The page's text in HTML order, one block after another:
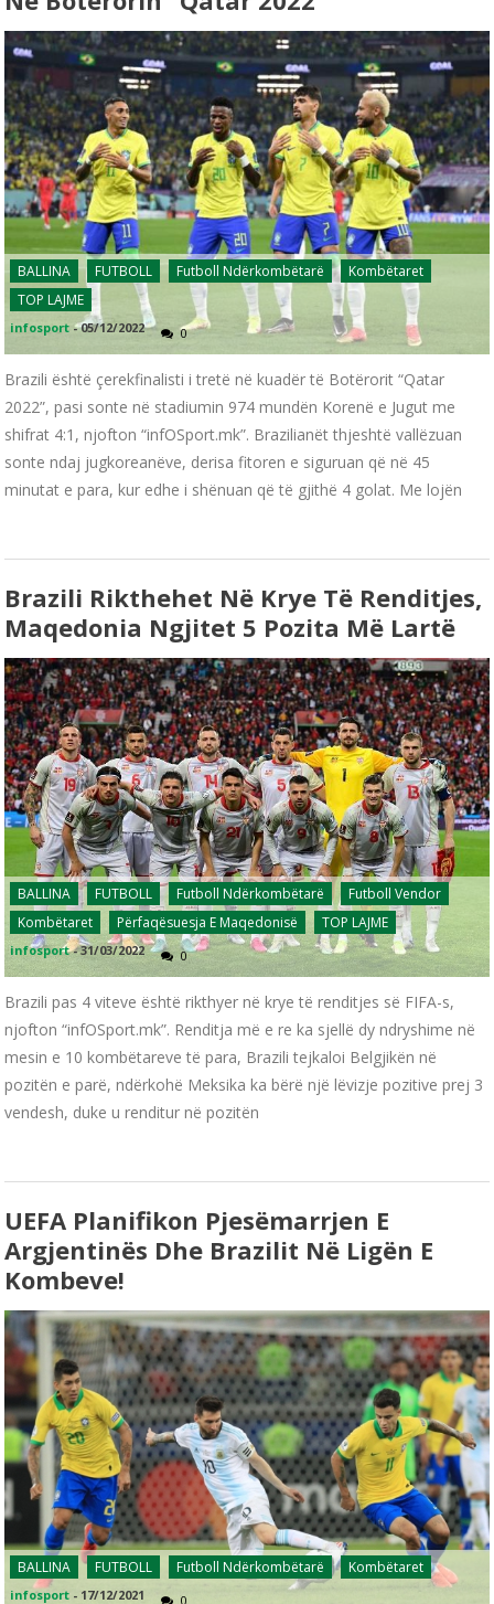
BALLINA FUTBOLL Futboll Ndërkombëtarë
Kombëtaret
TOP LAJME
infosport -05/12/2022 0
Brazili është çerekfinalisti i tretë në kuadër të Botërorit “Qatar
2022”, pasi sonte në stadiumin 974 mundën Korenë e Jugut me
shifrat 4:1, njofton “infOSport.mk”. Brazilianët thjeshtë vallëzuan
sonte ndaj jugkoreanëve, derisa fitoren e siguruan që në 45
minutat e para, kur edhe i shënuan që të gjithë 4 golat. Me lojën
Brazili Rikthehet Në Krye Të Renditjes,
Maqedonia Ngjitet 5 Pozita Më Lartë
BALLINA FUTBOLL Futboll Ndërkombëtarë
Futboll Vendor
Kombëtaret
Përfaqësuesja E Maqedonisë TOP LAJME
infosport -31/03/2022 0
Brazili pas 4 viteve është rikthyer në krye të renditjes së FIFA-s,
njofton “infOSport.mk”. Renditja më e re ka sjellë dy ndryshime në
mesin e 10 kombëtareve të para, Brazili tejkaloi Belgjikën në
pozitën e parë, ndërkohë Meksika ka bërë një lëvizje pozitive prej 3
vendesh, duke u renditur në pozitën
UEFA Planifikon Pjesëmarrjen E
Argjentinës Dhe Brazilit Në Ligën E
Kombeve!
BALLINA FUTBOLL Futboll Ndërkombëtarë Kombëtaret
infosport - 17/12/2021 0